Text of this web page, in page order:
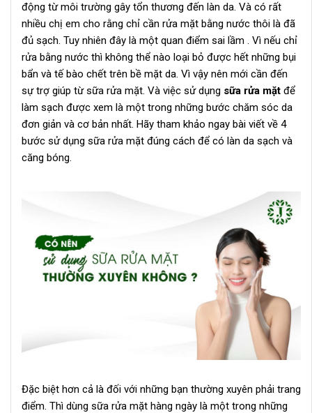
động từ môi trường gây tổn thương đến làn da. Và có rất
nhiều chị em cho rằng chỉ cần rửa mặt bằng nước thôi là đã
đủ sạch. Tuy nhiên đây là một quan điểm sai lầm . Vì nếu chỉ
rửa bằng nước thì không thể nào loại bỏ được hết những bụi
bẩn và tế bào chết trên bề mặt da. Vì vậy nên mới cần đến
sự trợ giúp từ sữa rửa mặt. Và việc sử dụng sữa rửa mặt để
làm sạch được xem là một trong những bước chăm sóc da
đơn giản và cơ bản nhất. Hãy tham khảo ngay bài viết về 4
bước sử dụng sữa rửa mặt đúng cách để có làn da sạch và
căng bóng.
Đặc biệt hơn cả là đối với những bạn thường xuyên phải trang
điểm. Thì dùng sữa rửa mặt hàng ngày là một trong những